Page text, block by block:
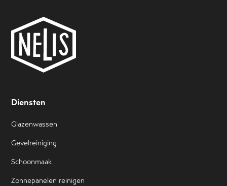
Diensten
Glazenwassen
Gevelreiniging
Schoonmaak
Zonnepanelen reinigen